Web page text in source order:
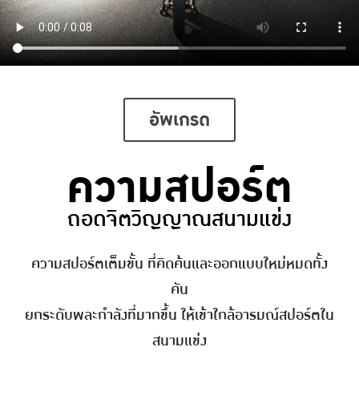
อัพเกรด
ความสปอร์ต
ถอดจิตวิญญาณสนามแข่ง
ความสปอร์ตเต็มขั้น ที่คิดค้นและออกแบบใหม่หมดทั้ง
คัน
ยกระดับพละกำลังที่มากขึ้น ให้เข้าใกล้อารมณ์สปอร์ตใน
สนามแข่ง